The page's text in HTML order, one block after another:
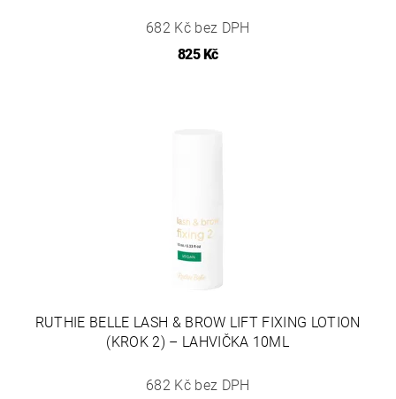
682 Kč bez DPH
825 Kč
RUTHIE BELLE LASH & BROW LIFT FIXING LOTION
(KROK 2) – LAHVIČKA 10ML
682 Kč bez DPH